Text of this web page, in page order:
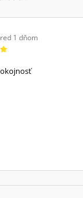
1 dňom